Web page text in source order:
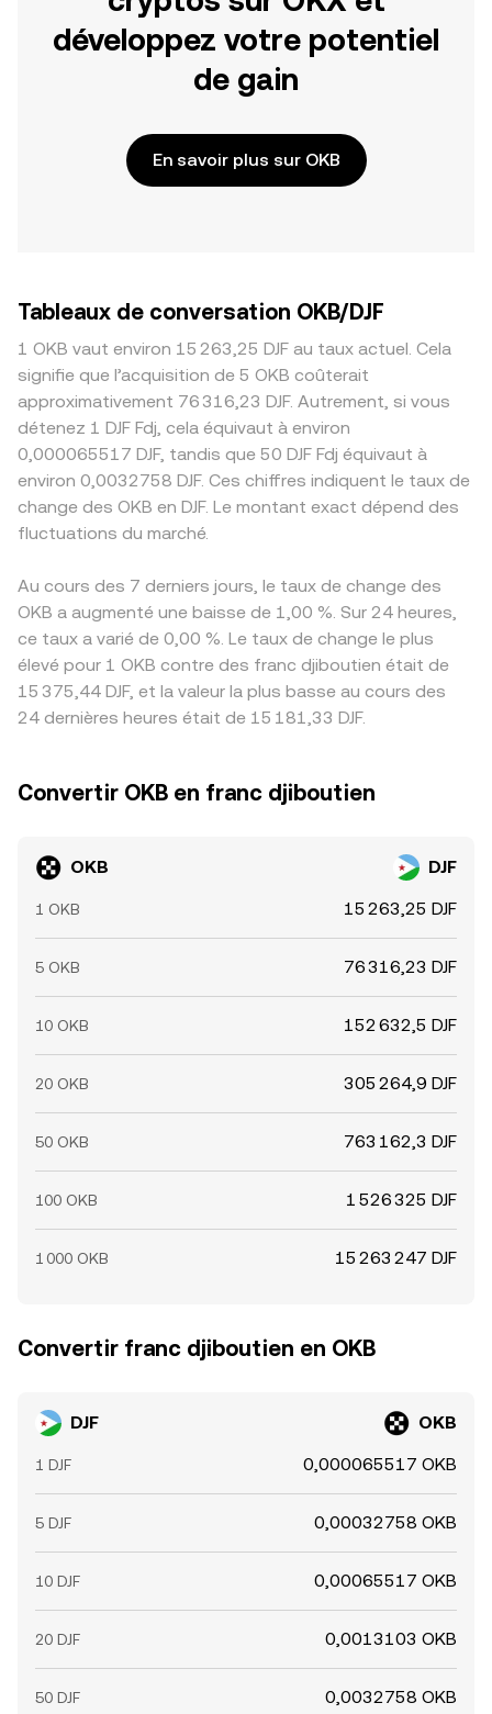
développez votre potentiel
de gain
En savoir plus sur OKB
Tableaux de conversation OKB/DJF
1 OKB vaut environ 15 263,25 DJF au taux actuel. Cela
signifie que l’acquisition de 5 OKB coûterait
approximativement 76 316,23 DJF. Autrement, si vous
détenez 1 DJF Fdj, cela équivaut à environ
0,000065517 DJF, tandis que 50 DJF Fdj équivaut à
environ 0,0032758 DJF. Ces chiffres indiquent le taux de
change des OKB en DJF. Le montant exact dépend des
fluctuations du marché.
Au cours des 7 derniers jours, le taux de change des
OKB a augmenté une baisse de 1,00 %. Sur 24 heures,
ce taux a varié de 0,00 %. Le taux de change le plus
élevé pour 1 OKB contre des franc djiboutien était de
15 375,44 DJF, et la valeur la plus basse au cours des
24 dernières heures était de 15 181,33 DJF.
Convertir OKB en franc djiboutien
OKB DJF
1 OKB 15 263,25 DJF
5 OKB 76 316,23 DJF
10 OKB 152 632,5 DJF
20 OKB 305 264,9 DJF
50 OKB 763 162,3 DJF
100 OKB 1 526 325 DJF
1 000 OKB 15 263 247 DJF
Convertir franc djiboutien en OKB
DJF OKB
1 DJF 0,000065517 OKB
5 DJF 0,00032758 OKB
10 DJF 0,00065517 OKB
20 DJF 0,0013103 OKB
50 DJF 0,0032758 OKB